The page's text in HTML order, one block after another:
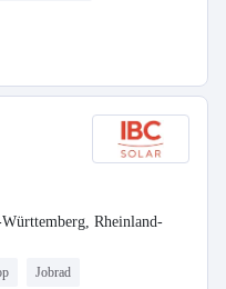
Württemberg, Rheinland-
Jobrad